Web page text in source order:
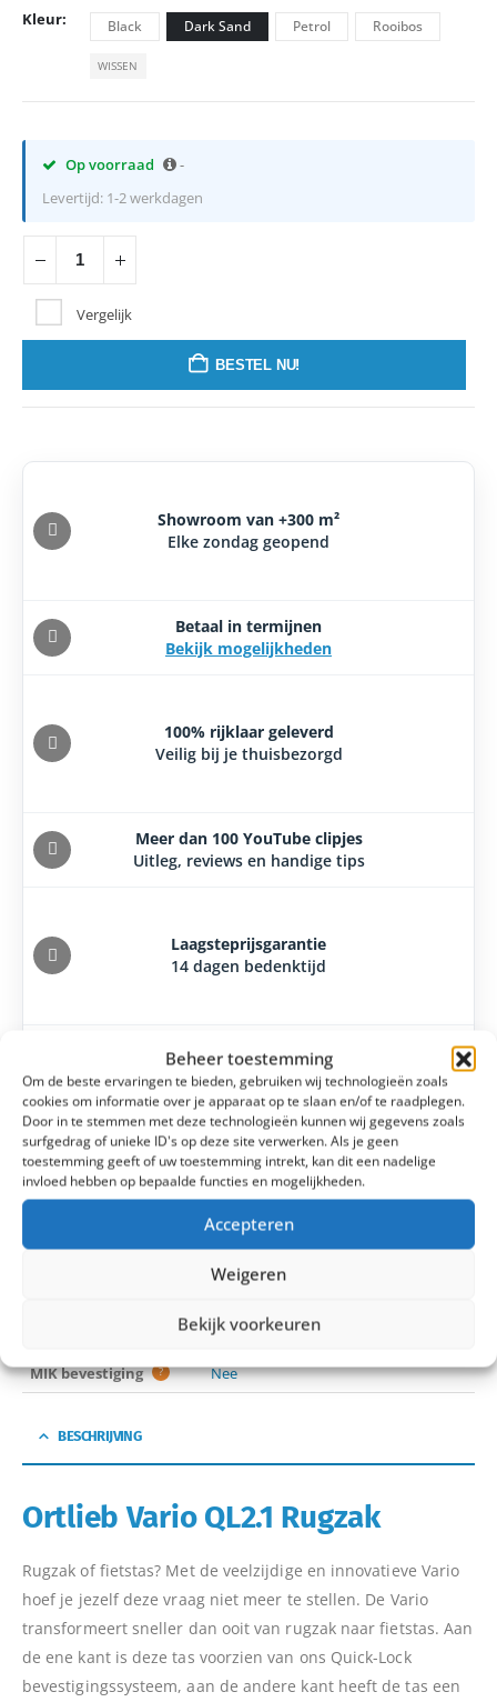
Beheer toestemming
Om de beste ervaringen te bieden, gebruiken wij technologieën zoals
cookies om informatie over je apparaat op te slaan en/of te raadplegen.
Door in te stemmen met deze technologieën kunnen wij gegevens zoals
surfgedrag of unieke ID's op deze site verwerken. Als je geen
toestemming geeft of uw toestemming intrekt, kan dit een nadelige
invloed hebben op bepaalde functies en mogelijkheden.
Accepteren
Weigeren
Bekijk voorkeuren
Kleur Black Dark Sand Petrol Rooibos
WISSEN
Op voorraad
-
Levertijd: 1-2 werkdagen
Vergelijk
BESTEL NU!
Showroom van +300 m²
Elke zondag geopend
Betaal in termijnen
Bekijk mogelijkheden
100% rijklaar geleverd
Veilig bij je thuisbezorgd
Meer dan 100 YouTube clipjes
Uitleg, reviews en handige tips
Laagsteprijsgarantie
14 dagen bedenktijd
Type fietstas ?
Rugtas
20L
Kleur
Black,Dark Sand,Petrol,Rooibos
Waterdicht
MIK bevestiging
? Nee
BESCHRIJVING
Ortlieb Vario QL2.1 Rugzak
Rugzak of fietstas? Met de veelzijdige en innovatieve Vario
hoef je jezelf deze vraag niet meer te stellen. De Vario
transformeert sneller dan ooit van rugzak naar fietstas. Aan
de ene kant is deze tas voorzien van ons Quick-Lock
bevestigingssysteem, aan de andere kant heeft de tas een